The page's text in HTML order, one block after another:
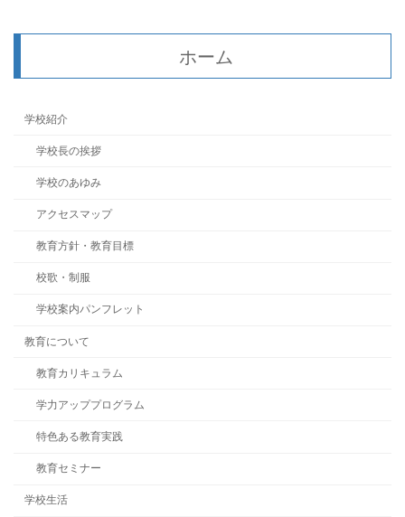
ホーム
学校紹介
学校長の挨拶
学校のあゆみ
アクセスマップ
教育方針・教育目標
校歌・制服
学校案内パンフレット
教育について
教育カリキュラム
学力アッププログラム
特色ある教育実践
教育セミナー
学校生活